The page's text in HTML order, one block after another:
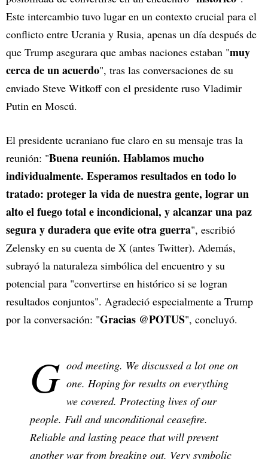
Este intercambio tuvo lugar en un contexto crucial para el
conflicto entre Ucrania y Rusia, apenas un día después de
que Trump asegurara que ambas naciones estaban "muy
cerca de un acuerdo", tras las conversaciones de su
enviado Steve Witkoff con el presidente ruso Vladimir
Putin en Moscú.
El presidente ucraniano fue claro en su mensaje tras la
reunión: "Buena reunión. Hablamos mucho
individualmente. Esperamos resultados en todo lo
tratado: proteger la vida de nuestra gente, lograr un
alto el fuego total e incondicional, y alcanzar una paz
segura y duradera que evite otra guerra", escribió
Zelensky en su cuenta de X (antes Twitter). Además,
subrayó la naturaleza simbólica del encuentro y su
potencial para "convertirse en histórico si se logran
resultados conjuntos". Agradeció especialmente a Trump
por la conversación: "Gracias @POTUS", concluyó.
G ood meeting. We discussed a lot one on
one. Hoping for results on everything
we covered. Protecting lives of our
people. Full and unconditional ceasefire.
Reliable and lasting peace that will prevent
another war from breaking out. Very symbolic